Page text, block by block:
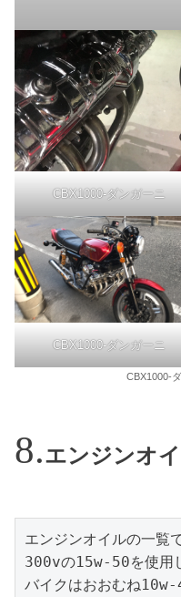
CBX1000-ダンガーニ
CBX1000-ダンガーニ
CBX1000-
エンジンオ
エンジンオイルの一覧
300vの15w-50を使用
バイクはおおむね